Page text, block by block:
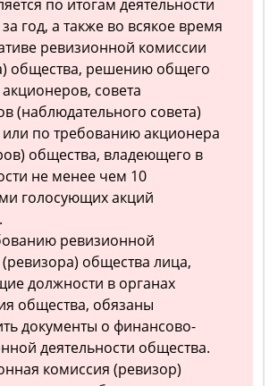
по итогам деятельности
год, а также во всякое время
ревизионной комиссии
общества, решению общего
совета
(наблюдательного совета)
по требованию акционера
общества, владеющего в
не менее чем 10
голосующих акций
ревизионной
общества лица,
должности в органах
общества, обязаны
документы о финансово-
деятельности общества.
комиссия (ревизор)